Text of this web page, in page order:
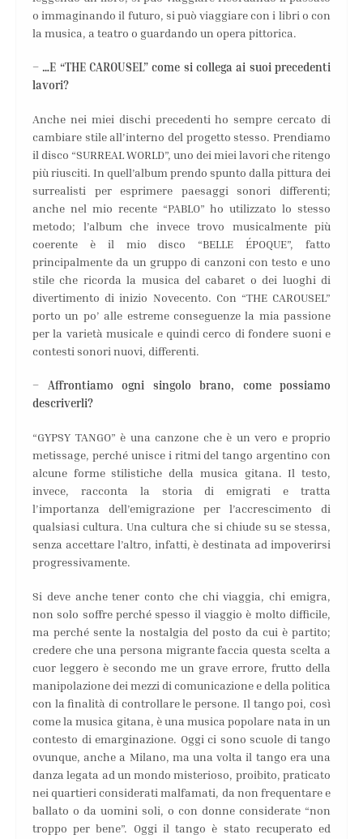
o immaginando il futuro, si può viaggiare con i libri o con
la musica, a teatro o guardando un opera pittorica.
– …E “THE CAROUSEL” come si collega ai suoi precedenti
lavori?
Anche nei miei dischi precedenti ho sempre cercato di
cambiare stile all’interno del progetto stesso. Prendiamo
il disco “SURREAL WORLD”, uno dei miei lavori che ritengo
più riusciti. In quell’album prendo spunto dalla pittura dei
surrealisti per esprimere paesaggi sonori differenti;
anche nel mio recente “PABLO” ho utilizzato lo stesso
metodo; l’album che invece trovo musicalmente più
coerente è il mio disco “BELLE ÉPOQUE”, fatto
principalmente da un gruppo di canzoni con testo e uno
stile che ricorda la musica del cabaret o dei luoghi di
divertimento di inizio Novecento. Con “THE CAROUSEL”
porto un po’ alle estreme conseguenze la mia passione
per la varietà musicale e quindi cerco di fondere suoni e
contesti sonori nuovi, differenti.
– Affrontiamo ogni singolo brano, come possiamo
descriverli?
“GYPSY TANGO” è una canzone che è un vero e proprio
metissage, perché unisce i ritmi del tango argentino con
alcune forme stilistiche della musica gitana. Il testo,
invece, racconta la storia di emigrati e tratta
l’importanza dell’emigrazione per l’accrescimento di
qualsiasi cultura. Una cultura che si chiude su se stessa,
senza accettare l’altro, infatti, è destinata ad impoverirsi
progressivamente.
Si deve anche tener conto che chi viaggia, chi emigra,
non solo soffre perché spesso il viaggio è molto difficile,
ma perché sente la nostalgia del posto da cui è partito;
credere che una persona migrante faccia questa scelta a
cuor leggero è secondo me un grave errore, frutto della
manipolazione dei mezzi di comunicazione e della politica
con la finalità di controllare le persone. Il tango poi, così
come la musica gitana, è una musica popolare nata in un
contesto di emarginazione. Oggi ci sono scuole di tango
ovunque, anche a Milano, ma una volta il tango era una
danza legata ad un mondo misterioso, proibito, praticato
nei quartieri considerati malfamati, da non frequentare e
ballato o da uomini soli, o con donne considerate “non
troppo per bene”. Oggi il tango è stato recuperato ed